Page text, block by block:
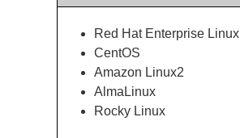
Red Hat Enterprise Linux
CentOS
Amazon Linux2
AlmaLinux
Rocky Linux